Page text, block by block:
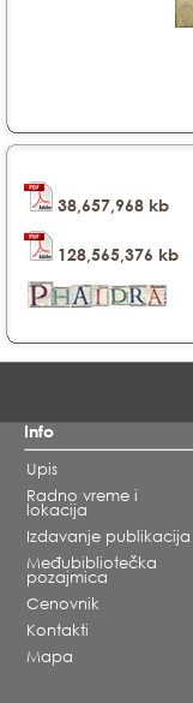
38,657,968 kb
128,565,376 kb
Info
Upis
Radno vreme i
lokacija
Izdavanje publikacija
Međubibliotečka
pozajmica
Cenovnik
Kontakti
Mapa